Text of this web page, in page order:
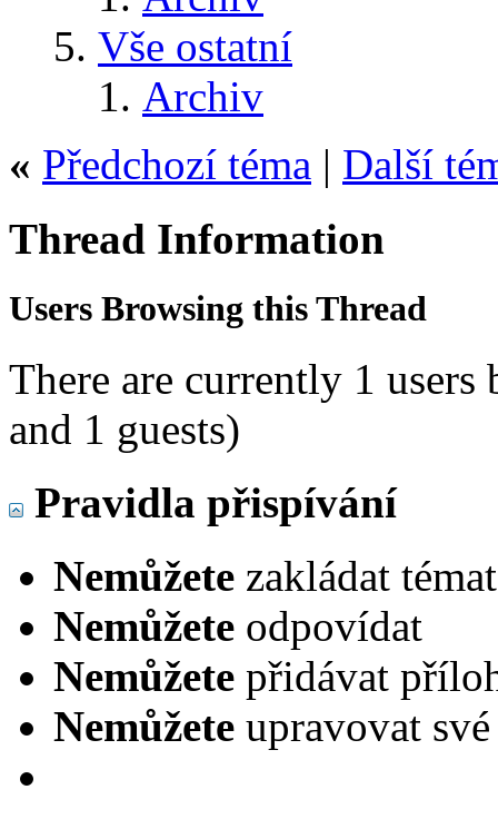
Vše ostatní
Archiv
« Předchozí téma | Další
Thread Information
Users Browsing this Thread
There are currently 1
and 1 guests)
Pravidla přispívání
Nemůžete zakládat
Nemůžete odpovídat
Nemůžete přidávat
Nemůžete upravovat